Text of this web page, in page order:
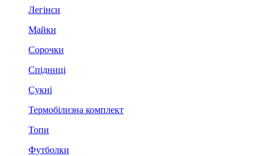
Легінси
Майки
Сорочки
Спідниці
Сукні
Термобілизна комплект
Топи
Футболки